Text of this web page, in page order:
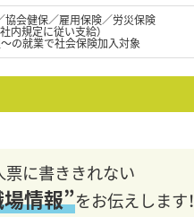
協会健保／雇用保険／労災保険
内規定に従い支給）
の就業で社会保険加入対象
票に書ききれない
情報”をお伝えします！